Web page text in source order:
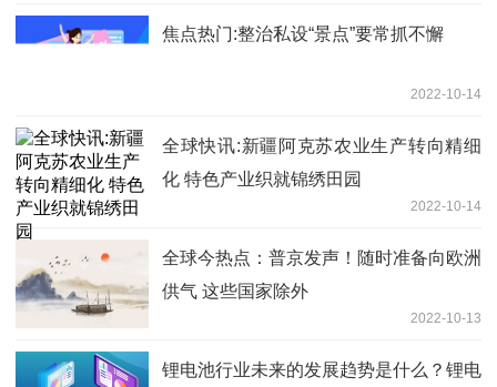
焦点热门:整治私设“景点”要常抓不懈
2022-10-14
全球快讯:新疆阿克苏农业生产转向精细
化 特色产业织就锦绣田园
2022-10-14
全球今热点：普京发声！随时准备向欧洲
供气 这些国家除外
2022-10-13
锂电池行业未来的发展趋势是什么？锂电